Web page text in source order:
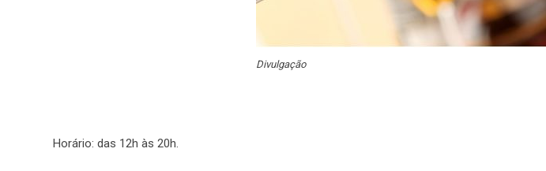
Divulgação
Horário: das 12h às 20h.